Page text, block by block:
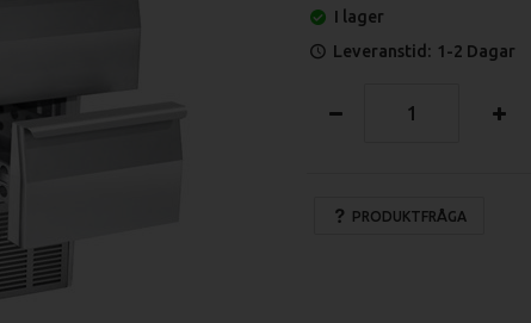
I lager
Leveranstid: 1-2 Dagar
PRODUKTFRÅGA